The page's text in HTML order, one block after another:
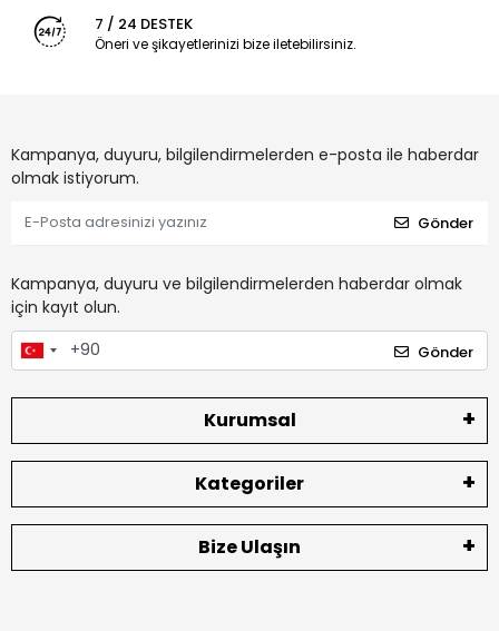
7 / 24 DESTEK
Öneri ve şikayetlerinizi bize iletebilirsiniz.
Kampanya, duyuru, bilgilendirmelerden e-posta ile haberdar
olmak istiyorum.
Gönder
Kampanya, duyuru ve bilgilendirmelerden haberdar olmak
için kayıt olun.
Gönder
Kurumsal
Kategoriler
Bize Ulaşın